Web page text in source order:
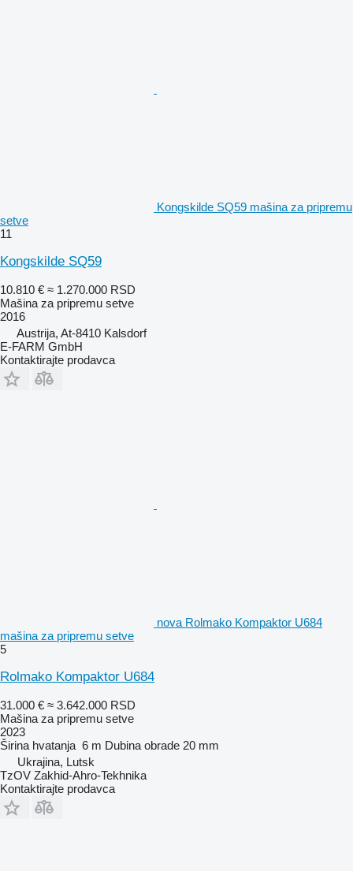
Kongskilde SQ59 mašina za pripremu
setve
11
Kongskilde SQ59
10.810 € ≈ 1.270.000 RSD
Mašina za pripremu setve
2016
Austrija, At-8410 Kalsdorf
E-FARM GmbH
Kontaktirajte prodavca
nova Rolmako Kompaktor U684
mašina za pripremu setve
5
Rolmako Kompaktor U684
31.000 € ≈ 3.642.000 RSD
Mašina za pripremu setve
2023
Širina hvatanja 6 m Dubina obrade 20 mm
Ukrajina, Lutsk
TzOV Zakhid-Ahro-Tekhnika
Kontaktirajte prodavca